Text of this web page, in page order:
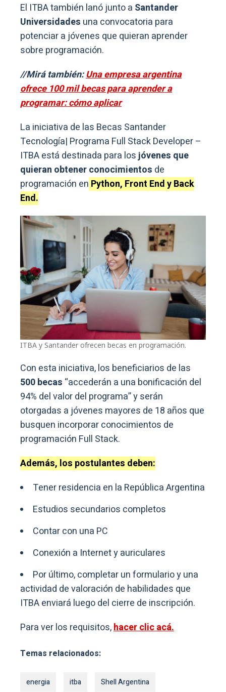
El ITBA también lanó junto a Santander
Universidades una convocatoria para
potenciar a jóvenes que quieran aprender
sobre programación.
//Mirá también:Una empresa argentina
ofrece 100 mil becas para aprender a
programar: cómo aplicar
La iniciativa de las Becas Santander
Tecnología| Programa Full Stack Developer –
ITBA está destinada para losjóvenes que
quieran obtener conocimientos de
programación en Python, Front End y Back
End.
ITBA y Santander ofrecen becas en programación.
Con esta iniciativa, los beneficiarios de las
500 becas “accederán a una bonificación del
94% del valor del programa” y serán
otorgadas a jóvenes mayores de 18 años que
busquen incorporar conocimientos de
programación Full Stack.
Además, los postulantes deben:
Tener residencia en la República Argentina
Estudios secundarios completos
Contar con una PC
Conexión a Internet y auriculares
Por último, completar un formulario y una
actividad de valoración de habilidades que
ITBA enviará luego del cierre de inscripción.
Para ver los requisitos,hacer clic acá.
Temas relacionados:
energia itba Shell Argentina